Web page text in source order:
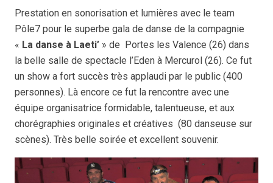
Prestation en sonorisation et lumières avec le team
Pôle7 pour le superbe gala de danse de la compagnie
« La danse à Laeti’ » de Portes les Valence (26) dans
la belle salle de spectacle l’Eden à Mercurol (26). Ce fut
un show a fort succès très applaudi par le public (400
personnes). Là encore ce fut la rencontre avec une
équipe organisatrice formidable, talentueuse, et aux
chorégraphies originales et créatives (80 danseuse sur
scènes). Très belle soirée et excellent souvenir.